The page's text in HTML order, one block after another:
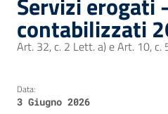
contabilizzati
Art. 32, c. 2 Lett. a) e Art. 10, c.
Data:
3 Giugno 2026